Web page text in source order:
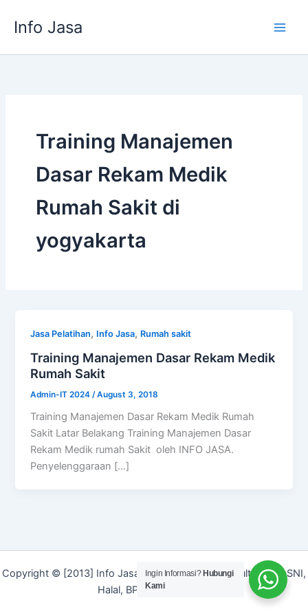
Info Jasa
Training Manajemen
Dasar Rekam Medik
Rumah Sakit di
yogyakarta
Jasa Pelatihan, Info Jasa, Rumah sakit
Training Manajemen Dasar Rekam Medik
Rumah Sakit
Admin-IT 2024 /August 3, 2018
Training Manajemen Dasar Rekam Medik Rumah
Sakit Latar Belakang Training Manajemen Dasar
Rekam Medik rumah Sakit oleh INFO JASA.
Penyelenggaraan […]
Copyright © [2013] Info Jasa | Layanan Jasa Konsultan ISO, SNI,
Halal, BPOM dan Merek]
Ingin Informasi? Hubungi
Kami